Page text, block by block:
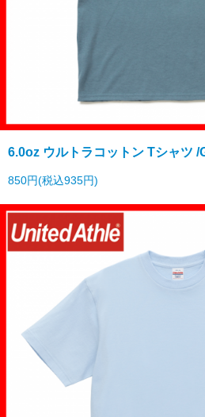
6.0oz ウルトラコットン Tシャツ
850円(税込935円)